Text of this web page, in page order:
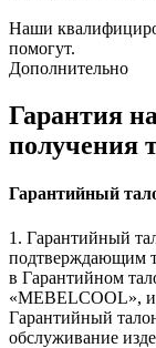
Наши
помогут.
Дополнительно
Гарантия
получения
Гарантийный
1. Гарантийный
подтверждающим
в Гарантийном
«MEBELCOOL»,
Гарантийный
обслуживание